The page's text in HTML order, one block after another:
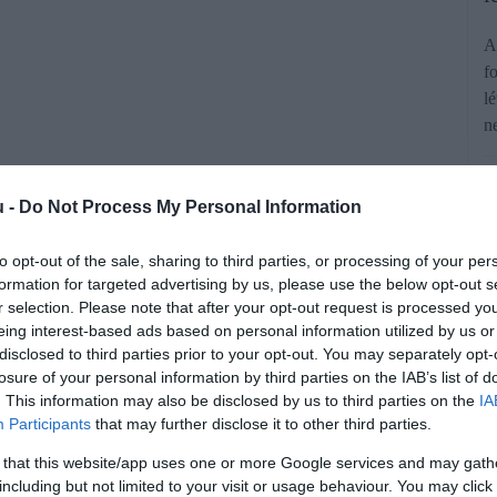
- Do Not Process My Personal Information
opt-out of the sale, sharing to third parties, or processing of your
for targeted advertising by us, please use the below opt-out
selection. Please note that after your opt-out request is processed
interest-based ads based on personal information utilized by us
to third parties prior to your opt-out. You may separately
of your personal information by third parties on the IAB’s list of
This information may also be disclosed by us to third parties on the
Participants that may further disclose it to other third parties.
that this website/app uses one or more Google services and may
but not limited to your visit or usage behaviour. You may
szerkesztősége a sörárakról.
drágulása miatt, bőven az átlag alatt
országot felsoroló statisztikából
átlagosan (!) 4000 forint is elkérnek
oldala készítette el az interaktív